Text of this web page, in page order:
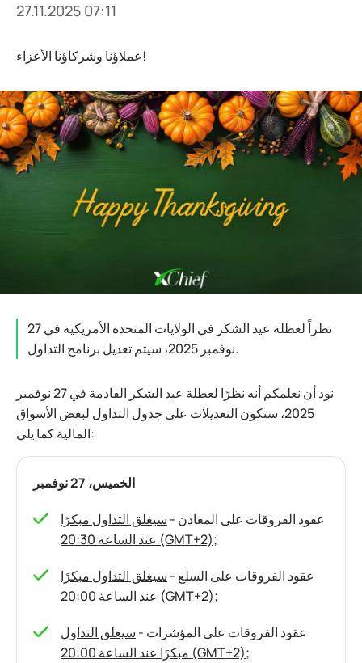
27.11.2025 07:11
عملاؤنا وشركاؤنا الأعزاء!
نظراً لعطلة عيد الشكر في الولايات المتحدة الأمريكية في 27
نوفمبر 2025، سيتم تعديل برنامج التداول.
نود أن نعلمكم أنه نظرًا لعطلة عيد الشكر القادمة في 27 نوفمبر
2025، ستكون التعديلات على جدول التداول لبعض الأسواق
المالية كما يلي:
الخميس، 27 نوفمبر
عقود الفروقات على المعادن - سيغلق التداول مبكرًا
عند الساعة 20:30 (GMT+2);
عقود الفروقات على السلع - سيغلق التداول مبكرًا
عند الساعة 20:00 (GMT+2);
عقود الفروقات على المؤشرات - سيغلق التداول
مبكرًا عند الساعة 20:00 (GMT+2);